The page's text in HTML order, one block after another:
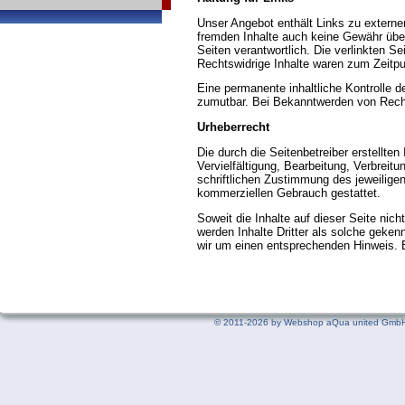
Unser Angebot enthält Links zu
fremden Inhalte auch keine Gewähr
Seiten verantwortlich. Die verlinkten
Rechtswidrige Inhalte waren zum
Eine permanente inhaltliche Kontrolle
zumutbar. Bei Bekanntwerden von
Urheberrecht
Die durch die Seitenbetreiber
Vervielfältigung, Bearbeitung,
schriftlichen Zustimmung des
kommerziellen Gebrauch gestattet.
Soweit die Inhalte auf dieser Seite
werden Inhalte Dritter als solche
wir um einen entsprechenden Hinweis.
©2011-2026 by Webshop aQua united